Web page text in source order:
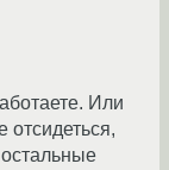
Или
отсидеться,
остальные